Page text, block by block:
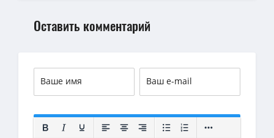
Оставить комментарий